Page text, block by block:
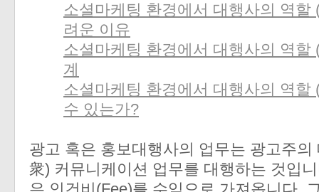
소셜마케팅 환경에서 대행사의 역할
려운 이유
소셜마케팅 환경에서 대행사의 역할
계
소셜마케팅 환경에서 대행사의 역
수 있는가?
광고 혹은 홍보대행사의 업무는 광고주
衆) 커뮤니케이션 업무를 대행하는 것입